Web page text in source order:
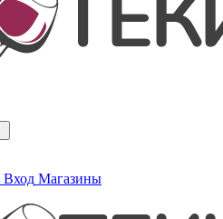
Вход Магазины